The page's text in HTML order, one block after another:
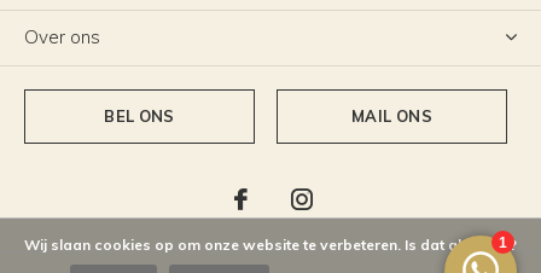
Over ons
BEL ONS MAIL ONS
Wij slaan cookies op om onze website te verbeteren. Is dat akkoord?